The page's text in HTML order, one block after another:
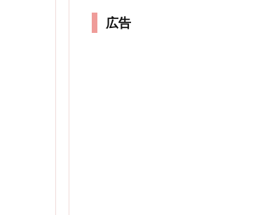
広告